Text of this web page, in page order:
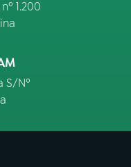
1.200
S/Nº